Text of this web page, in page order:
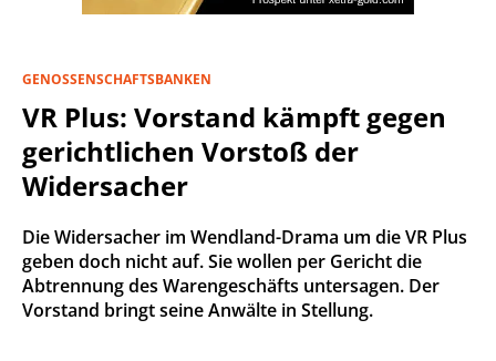
GENOSSENSCHAFTSBANKEN
VR Plus: Vorstand kämpft gegen
gerichtlichen Vorstoß der
Widersacher
Die Widersacher im Wendland-Drama um die VR Plus
geben doch nicht auf. Sie wollen per Gericht die
Abtrennung des Warengeschäfts untersagen. Der
Vorstand bringt seine Anwälte in Stellung.